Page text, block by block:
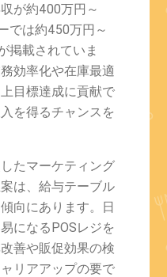
が約400万円～
では約450万円～
掲載されていま
効率化や在庫最適
目標達成に貢献で
を得るチャンスを
たマーケティング
は、給与テーブル
向にあります。日
になるPOSレジを
善や販促効果の検
リアアップの要で